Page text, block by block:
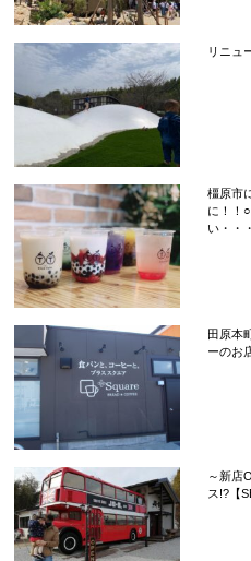
リニュ
橿原市
に！！
い・・
田原本
ーのお
～新店
ス!?【